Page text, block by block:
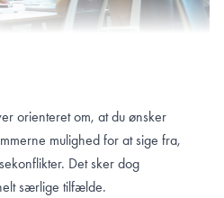
orienteret om, at du ønsker
mulighed for at sige fra,
Det sker dog
særlige tilfælde.